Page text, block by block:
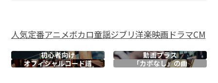
人気定番アニメボカロ童謡ジブリ洋楽映画ドラマCM
初心者向け
動画プラス
オフィシャルコード譜 「カポなし」の曲